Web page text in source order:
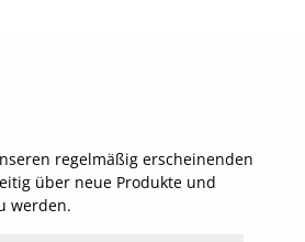
regelmäßig erscheinenden
über neue Produkte und
werden.